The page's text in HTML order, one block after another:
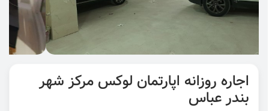
اجاره روزانه اپارتمان لوکس مرکز شهر
بندر عباس